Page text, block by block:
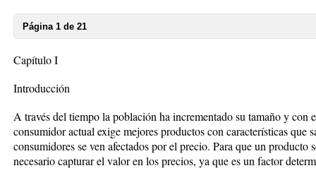
Página 1 de 21
Capítulo I
Introducción
A través del tiempo la población ha incrementado su tamaño y con
consumidor actual exige mejores productos con características que
consumidores se ven afectados por el precio. Para que un producto
necesario capturar el valor en los precios, ya que es un factor